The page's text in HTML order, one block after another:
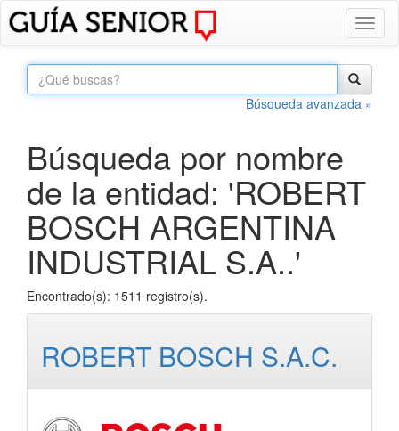
Búsqueda avanzada »
Búsqueda por nombre
de la entidad: 'ROBERT
BOSCH ARGENTINA
INDUSTRIAL S.A..'
Encontrado(s): 1511 registro(s).
ROBERT BOSCH S.A.C.